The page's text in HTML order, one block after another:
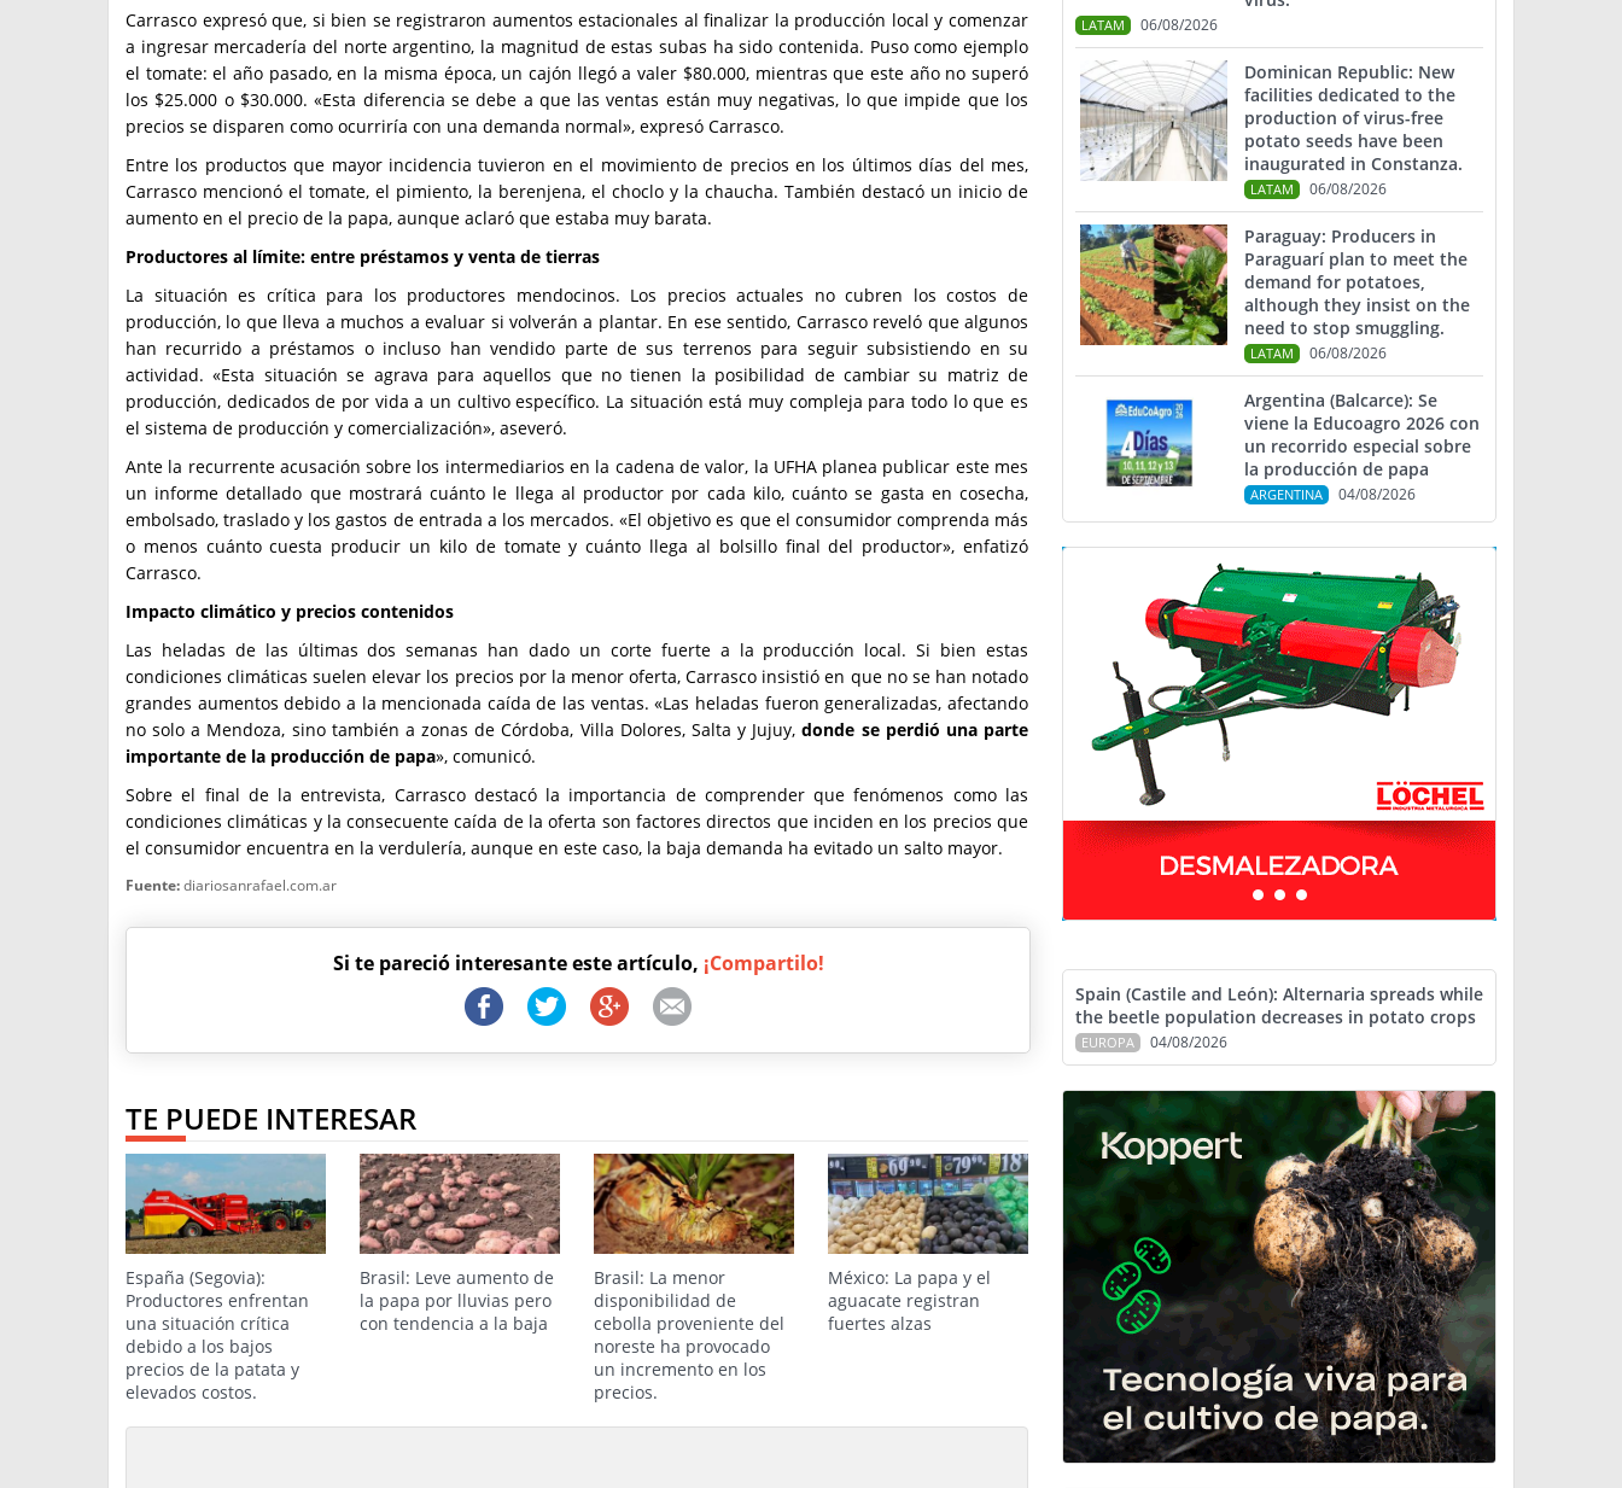
Carrasco expresó que, si bien se registraron aumentos estacionales al finalizar la producción local y comenzar
a ingresar mercadería del norte argentino, la magnitud de estas subas ha sido contenida. Puso como ejemplo
el tomate: el año pasado, en la misma época, un cajón llegó a valer $80.000, mientras que este año no superó
los $25.000 o $30.000. «Esta diferencia se debe a que las ventas están muy negativas, lo que impide que los
precios se disparen como ocurriría con una demanda normal», expresó Carrasco.
Entre los productos que mayor incidencia tuvieron en el movimiento de precios en los últimos días del mes,
Carrasco mencionó el tomate, el pimiento, la berenjena, el choclo y la chaucha. También destacó un inicio de
aumento en el precio de la papa, aunque aclaró que estaba muy barata.
Productores al límite: entre préstamos y venta de tierras
La situación es crítica para los productores mendocinos. Los precios actuales no cubren los costos de
producción, lo que lleva a muchos a evaluar si volverán a plantar. En ese sentido, Carrasco reveló que algunos
han recurrido a préstamos o incluso han vendido parte de sus terrenos para seguir subsistiendo en su
actividad. «Esta situación se agrava para aquellos que no tienen la posibilidad de cambiar su matriz de
producción, dedicados de por vida a un cultivo específico. La situación está muy compleja para todo lo que es
el sistema de producción y comercialización», aseveró.
Ante la recurrente acusación sobre los intermediarios en la cadena de valor, la UFHA planea publicar este mes
un informe detallado que mostrará cuánto le llega al productor por cada kilo, cuánto se gasta en cosecha,
embolsado, traslado y los gastos de entrada a los mercados. «El objetivo es que el consumidor comprenda más
o menos cuánto cuesta producir un kilo de tomate y cuánto llega al bolsillo final del productor», enfatizó
Carrasco.
Impacto climático y precios contenidos
Las heladas de las últimas dos semanas han dado un corte fuerte a la producción local. Si bien estas
condiciones climáticas suelen elevar los precios por la menor oferta, Carrasco insistió en que no se han notado
grandes aumentos debido a la mencionada caída de las ventas. «Las heladas fueron generalizadas, afectando
no solo a Mendoza, sino también a zonas de Córdoba, Villa Dolores, Salta y Jujuy,donde se perdió una parte
importante de la producción de papa», comunicó.
Sobre el final de la entrevista, Carrasco destacó la importancia de comprender que fenómenos como las
condiciones climáticas y la consecuente caída de la oferta son factores directos que inciden en los precios que
el consumidor encuentra en la verdulería, aunque en este caso, la baja demanda ha evitado un salto mayor.
Fuente:diariosanrafael.com.ar
Si te pareció interesante este artículo, ¡Compartilo!
TE PUEDE INTERESAR
España (Segovia):
Productores enfrentan
una situación crítica
debido a los bajos
precios de la patata y
elevados costos.
Brasil: Leve aumento de
la papa por lluvias pero
con tendencia a la baja
Brasil: La menor
disponibilidad de
cebolla proveniente del
noreste ha provocado
un incremento en los
precios.
México: La papa y el
aguacate registran
fuertes alzas
LATAM 06/08/2026
Dominican Republic: New
facilities dedicated to the
production of virus-free
potato seeds have been
inaugurated in Constanza.
LATAM 06/08/2026
Paraguay: Producers in
Paraguarí plan to meet the
demand for potatoes,
although they insist on the
need to stop smuggling.
LATAM 06/08/2026
Argentina (Balcarce): Se
viene la Educoagro 2026 con
un recorrido especial sobre
la producción de papa
ARGENTINA 04/08/2026
Spain (Castile and León): Alternaria spreads while
the beetle population decreases in potato crops
EUROPA 04/08/2026